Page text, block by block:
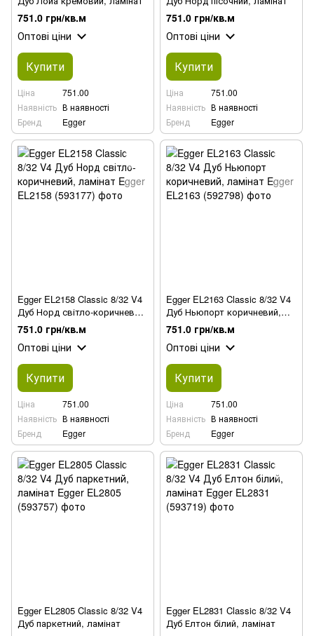
751.0 грн/кв.м
Оптові ціни
Купити
Ціна
751.00
Наявність В наявності
Бренд
Egger
751.0 грн/кв.м
Оптові ціни
Купити
Ціна
751.00
Наявність В наявності
Бренд
Egger
Egger EL2158 Classic 8/32 V4
Дуб Норд світло-коричневий,
ламінат
751.0 грн/кв.м
Оптові ціни
Купити
Ціна
751.00
Наявність В наявності
Бренд
Egger
Egger EL2163 Classic 8/32 V4
Дуб Ньюпорт коричневий,
ламінат
751.0 грн/кв.м
Оптові ціни
Купити
Ціна
751.00
Наявність В наявності
Бренд
Egger
Egger EL2805 Classic 8/32 V4
Дуб паркетний, ламінат
Egger EL2831 Classic 8/32 V4
Дуб Елтон білий, ламінат